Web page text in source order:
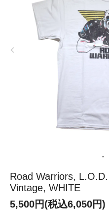
Road Warriors,
Vintage, WHITE
5,500円(税込6,050円)